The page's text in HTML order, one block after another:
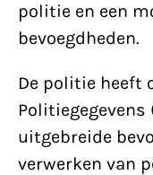
politie en een
bevoegdheden.
De politie heeft
uitgebreide
verwerken van